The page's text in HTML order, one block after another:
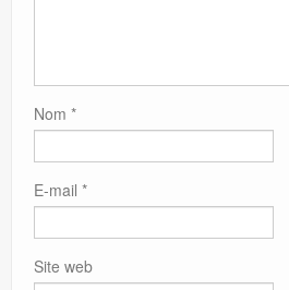
Nom *
E-mail *
Site web